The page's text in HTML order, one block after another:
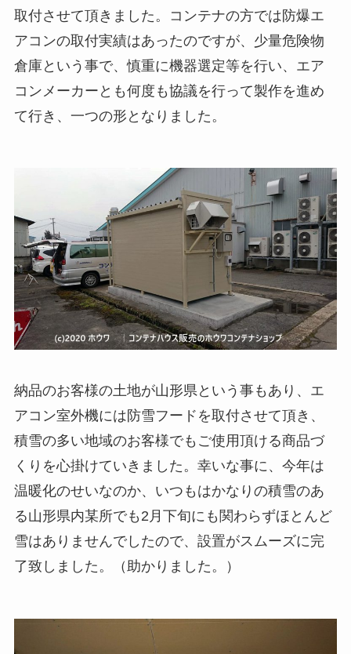
取付させて頂きました。コンテナの方では防爆エ
アコンの取付実績はあったのですが、少量危険物
倉庫という事で、慎重に機器選定等を行い、エア
コンメーカーとも何度も協議を行って製作を進め
て行き、一つの形となりました。
納品のお客様の土地が山形県という事もあり、エ
アコン室外機には防雪フードを取付させて頂き、
積雪の多い地域のお客様でもご使用頂ける商品づ
くりを心掛けていきました。幸いな事に、今年は
温暖化のせいなのか、いつもはかなりの積雪のあ
る山形県内某所でも2月下旬にも関わらずほとんど
雪はありませんでしたので、設置がスムーズに完
了致しました。（助かりました。）